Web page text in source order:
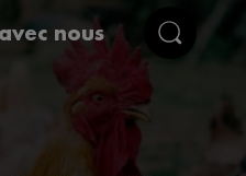
nous